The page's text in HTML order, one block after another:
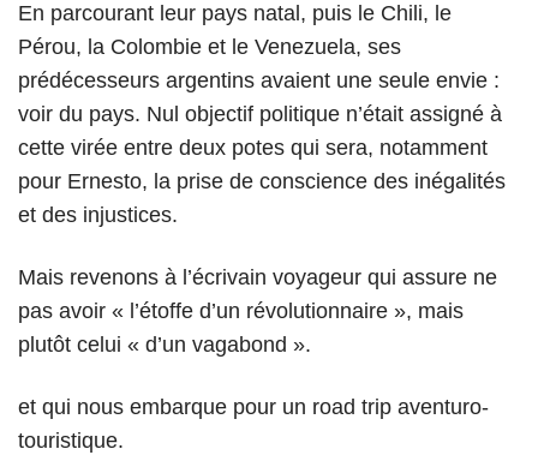
En parcourant leur pays natal, puis le Chili, le
Pérou, la Colombie et le Venezuela, ses
prédécesseurs argentins avaient une seule envie :
voir du pays. Nul objectif politique n’était assigné à
cette virée entre deux potes qui sera, notamment
pour Ernesto, la prise de conscience des inégalités
et des injustices.
Mais revenons à l’écrivain voyageur qui assure ne
pas avoir « l’étoffe d’un révolutionnaire », mais
plutôt celui « d’un vagabond ».
et qui nous embarque pour un road trip aventuro-
touristique.